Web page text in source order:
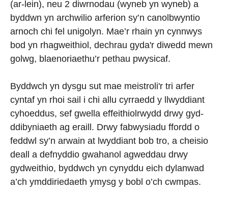
(ar-lein), neu 2 diwrnodau (wyneb yn wyneb) a
byddwn yn archwilio arferion sy’n canolbwyntio
arnoch chi fel unigolyn. Mae’r rhain yn cynnwys
bod yn rhagweithiol, dechrau gyda'r diwedd mewn
golwg, blaenoriaethu’r pethau pwysicaf.
Byddwch yn dysgu sut mae meistroli'r tri arfer
cyntaf yn rhoi sail i chi allu cyrraedd y llwyddiant
cyhoeddus, sef gwella effeithiolrwydd drwy gyd-
ddibyniaeth ag eraill. Drwy fabwysiadu ffordd o
feddwl sy’n arwain at lwyddiant bob tro, a cheisio
deall a defnyddio gwahanol agweddau drwy
gydweithio, byddwch yn cynyddu eich dylanwad
a’ch ymddiriedaeth ymysg y bobl o’ch cwmpas.